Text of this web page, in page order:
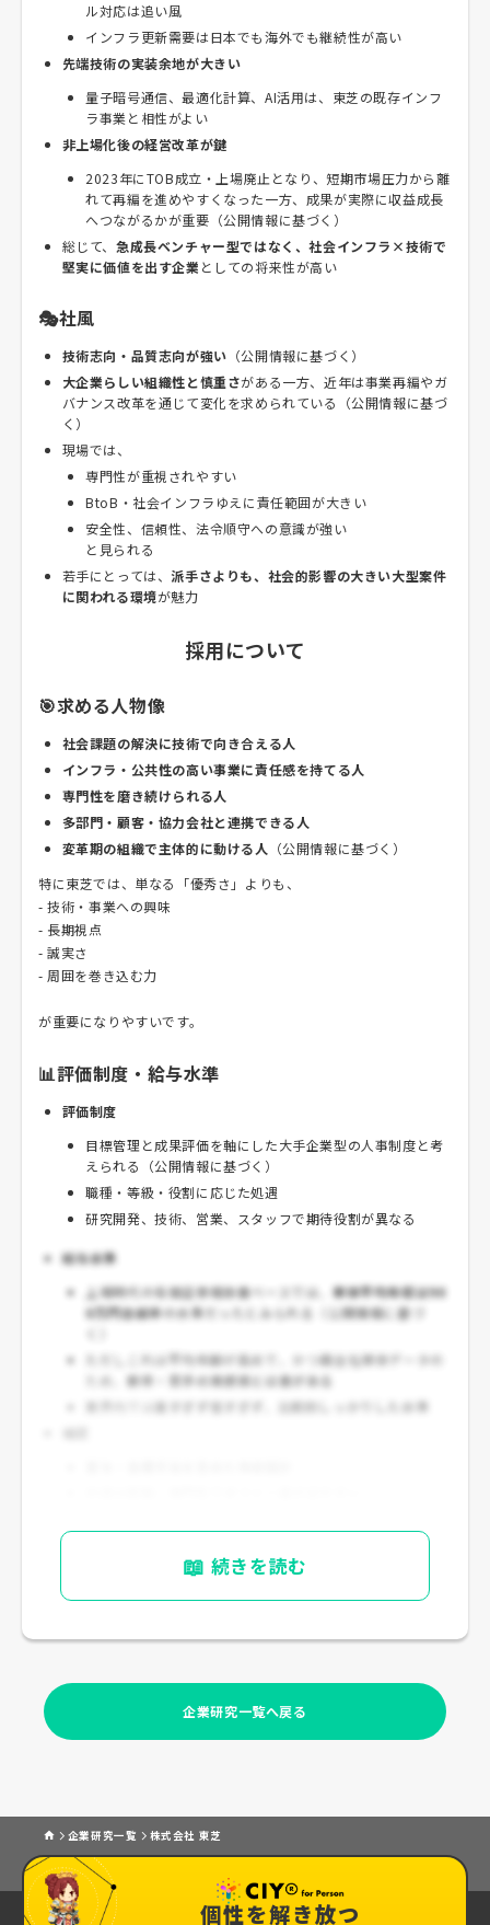
ル対応は追い風
インフラ更新需要は日本でも海外でも継続性が高い
先端技術の実装余地が大きい
量子暗号通信、最適化計算、AI活用は、東芝の既存インフ
ラ事業と相性がよい
非上場化後の経営改革が鍵
2023年にTOB成立・上場廃止となり、短期市場圧力から離
れて再編を進めやすくなった一方、成果が実際に収益成長
へつながるかが重要（公開情報に基づく）
総じて、 急成長ベンチャー型ではなく、社会インフラ×技術で
堅実に価値を出す企業 としての将来性が高い
🎭社風
技術志向・品質志向が強い （公開情報に基づく）
大企業らしい組織性と慎重さがある一方、近年は事業再編やガ
バナンス改革を通じて変化を求められている（公開情報に基づ
く）
現場では、
専門性が重視されやすい
BtoB・社会インフラゆえに責任範囲が大きい
安全性、信頼性、法令順守への意識が強い
と見られる
若手にとっては、 派手さよりも、社会的影響の大きい大型案件
に関われる環境が魅力
採用について
🎯求める人物像
社会課題の解決に技術で向き合える人
インフラ・公共性の高い事業に責任感を持てる人
専門性を磨き続けられる人
多部門・顧客・協力会社と連携できる人
変革期の組織で主体的に動ける人 （公開情報に基づく）
特に東芝では、単なる「優秀さ」よりも、
- 技術・事業への興味
- 長期視点
- 誠実さ
- 周囲を巻き込む力
が重要になりやすいです。
📊評価制度・給与水準
評価制度
目標管理と成果評価を軸にした大手企業型の人事制度と考
えられる（公開情報に基づく）
職種・等級・役割に応じた処遇
研究開発、技術、営業、スタッフで期待役割が異なる
給与水準
上場時代の有価証券報告書ベースでは、 単体平均年収は90
0万円台前半の水準だったとみられる（公開情報に基づ
ただしこれは平均年齢が高めで、かつ親会社単体データの
ため、 新卒・若手の実感値とは差がある
業界内では
高すぎず低すぎず、比較的しっかりした水準
📖 続きを読む
企業研究一覧へ戻る
企業研究一覧 株式会社 東芝
個性を解き放つ